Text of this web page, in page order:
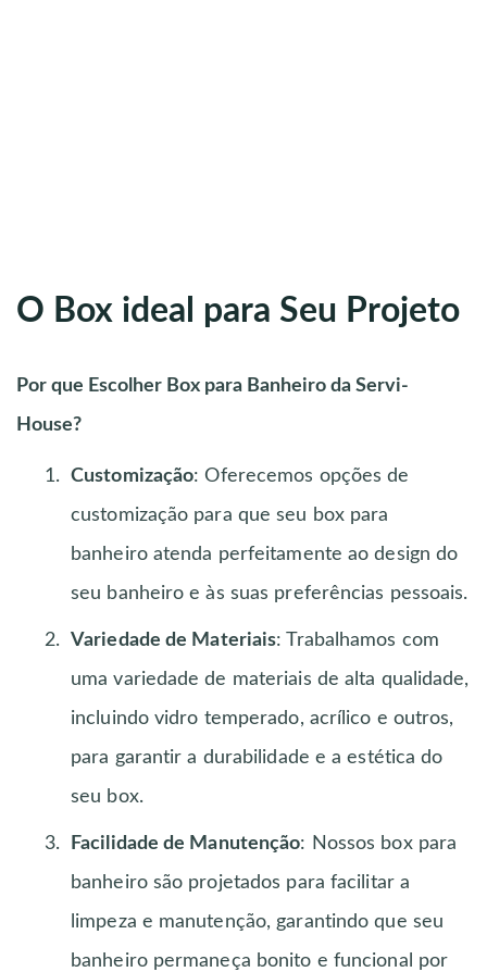
O Box ideal para Seu Projeto
Por que Escolher Box para Banheiro da Servi-
House?
Customização: Oferecemos opções de
customização para que seu box para
banheiro atenda perfeitamente ao design do
seu banheiro e às suas preferências pessoais.
Variedade de Materiais: Trabalhamos com
uma variedade de materiais de alta qualidade,
incluindo vidro temperado, acrílico e outros,
para garantir a durabilidade e a estética do
seu box.
Facilidade de Manutenção: Nossos box para
banheiro são projetados para facilitar a
limpeza e manutenção, garantindo que seu
banheiro permaneça bonito e funcional por